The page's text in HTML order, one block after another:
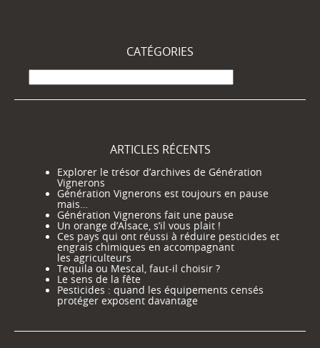
CATÉGORIES
Catégories
ARTICLES RÉCENTS
Explorer le trésor d’archives de Génération
Vignerons
Génération Vignerons est toujours en pause
mais…
Génération Vignerons fait une pause
Un orange d’Alsace, s’il vous plait !
Ces pays qui ont réussi à réduire pesticides et
engrais chimiques en accompagnant
les agriculteurs
Tequila ou Mescal, faut-il choisir ?
Le sens de la fête
Pesticides : quand les équipements censés
protéger exposent davantage